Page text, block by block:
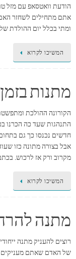
הודעת וואטסאפ עם מזל
אתם מתחילים לשחזר
ומתי בכלל יום ההולדת
המשיכו לקרוא
מתנות
הקורונה ההולכת
התנהגות שעד כה הכרנו
חדשים נכנסו כך גם
אבל בצורה מתונה כזו
מקרוב ורק אז לרכוש.
המשיכו לקרוא
מתנה
רוצים להעניק מתנה
של האדם שאתם מעניקים